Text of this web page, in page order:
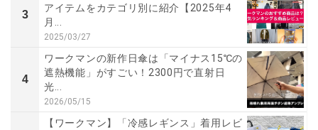
3
アイテムをカテゴリ別に紹介【2025年4
月...
2025/03/27
4
ワークマンの新作日傘は「マイナス15℃の
遮熱機能」がすごい！2300円で直射日
光...
2026/05/15
【ワークマン】「冷感レギンス」着用レビ